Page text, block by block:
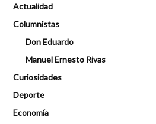
Actualidad
Columnistas
Don Eduardo
Manuel Ernesto Rivas
Curiosidades
Deporte
Economía